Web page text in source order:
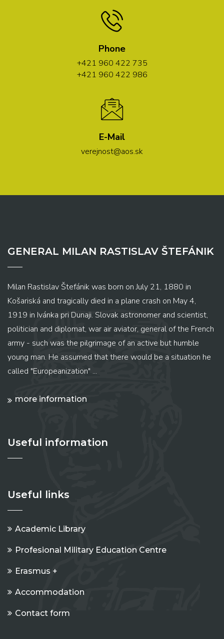
Phone
+421 960 422 735
+421 960 422 986
E-Mail
verejnost@aos.sk
GENERAL MILAN RASTISLAV ŠTEFÁNIK
Milan Rastislav Štefánik was born on July 21, 1880 in
Košariská and tragically died in a plane crash on May 4,
1919 in Ivánka pri Dunaji. Slovak astronomer and scientist,
politician and diplomat, war air aviator, general of the French
army - such was the pilgrimage of an active but humble
young man. He assumed that there would be a situation he
called "Europeanization" ...
more information
Useful information
Useful links
Academic Library
Profesional Military Education Centre
Erasmus +
Accommodation
Contact form